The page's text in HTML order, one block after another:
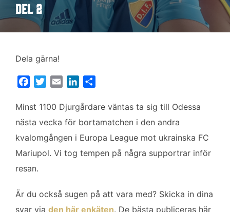
del 2
Dela gärna!
c
e
o
o
k
i
t
e
r
a
n
k
d
I
l
a
Minst 1100 Djurgårdare väntas ta sig till Odessa
nästa vecka för bortamatchen i den andra
kvalomgången i Europa League mot ukrainska FC
Mariupol. Vi tog tempen på några supportrar inför
resan.
Är du också sugen på att vara med? Skicka in dina
svar via den här enkäten. De bästa publiceras här